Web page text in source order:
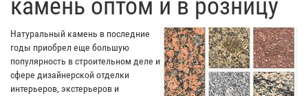
камень оптом и в розницу
Натуральный камень в последние
годы приобрел еще большую
популярность в строительном деле и
сфере дизайнерской отделки
интерьеров, экстерьеров и